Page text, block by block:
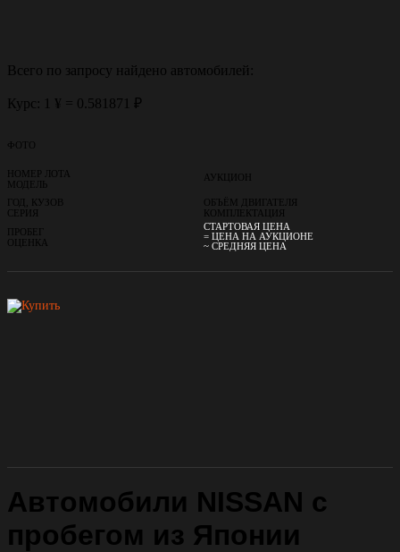
Всего по запросу найдено автомобилей:
Курс: 1 ¥ = 0.581871 ₽
ФОТО
НОМЕР ЛОТА
МОДЕЛЬ
АУКЦИОН
ГОД, КУЗОВ
СЕРИЯ
ОБЪЁМ ДВИГАТЕЛЯ
КОМПЛЕКТАЦИЯ
ПРОБЕГ
ОЦЕНКА
СТАРТОВАЯ ЦЕНА
= ЦЕНА НА АУКЦИОНЕ
~ СРЕДНЯЯ ЦЕНА
Автомобили NISSAN с
пробегом из Японии